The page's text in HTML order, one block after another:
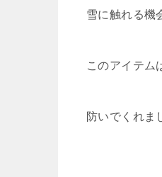
雪に触れる機
このアイテム
防いでくれま